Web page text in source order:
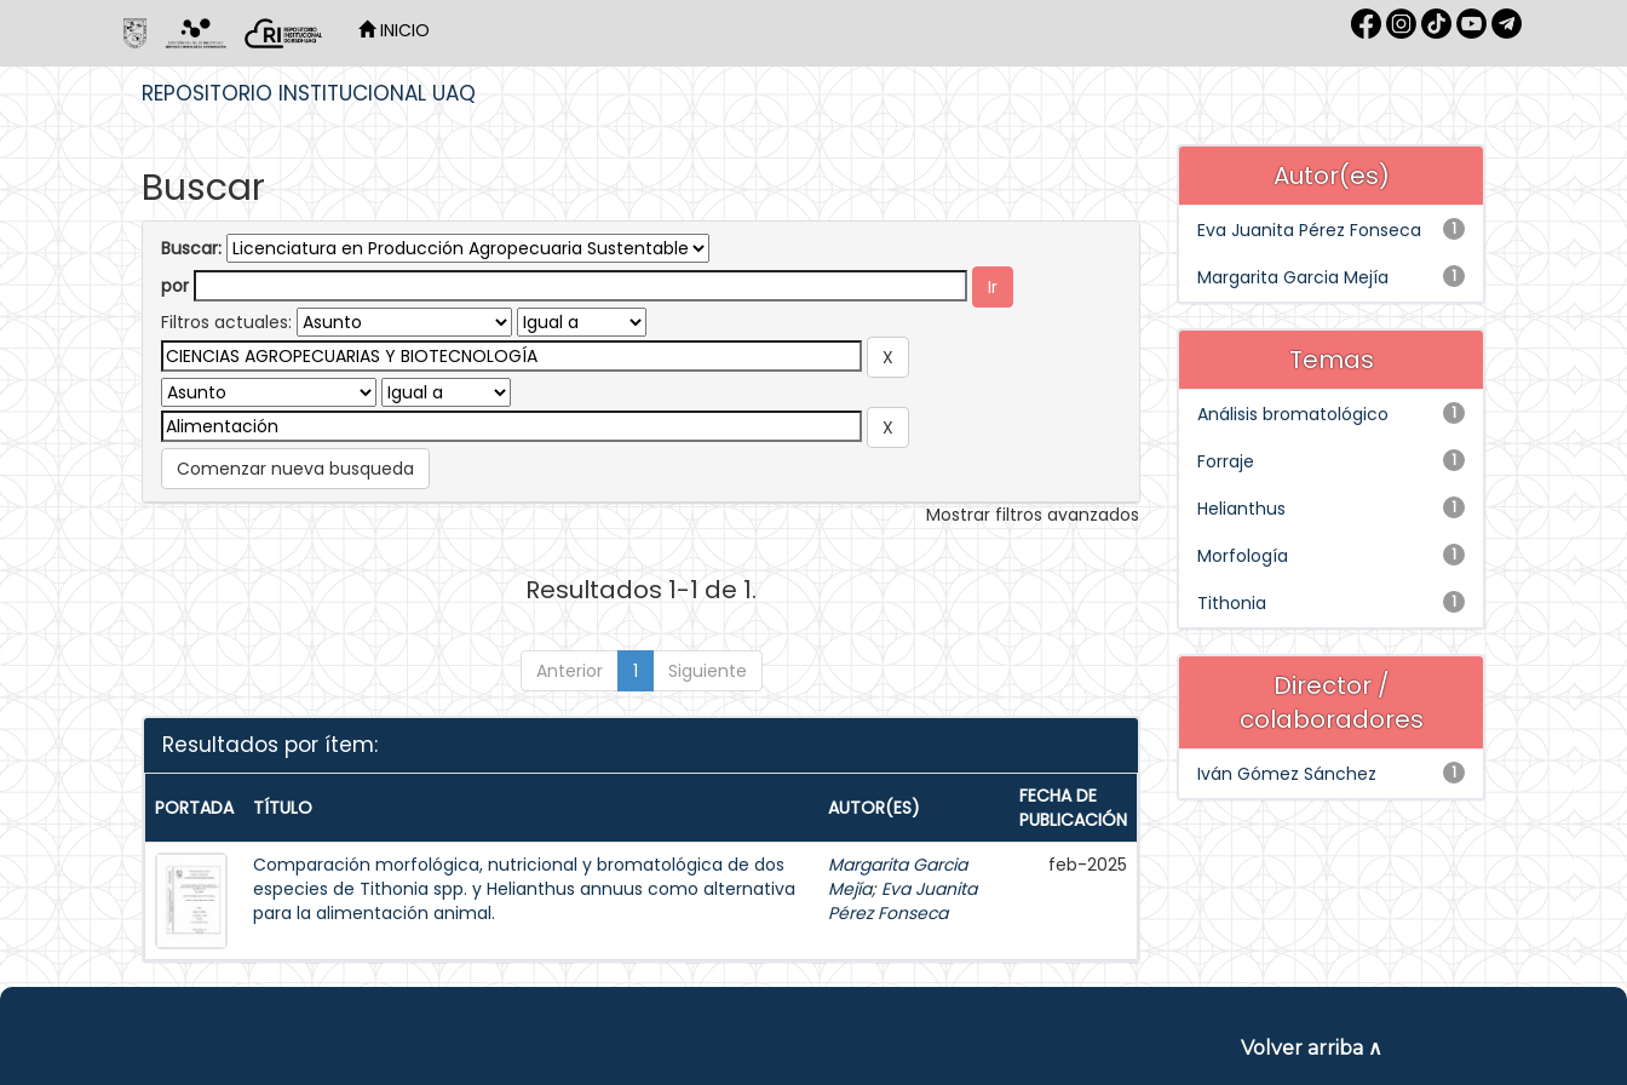
INICIO
REPOSITORIO INSTITUCIONAL UAQ
Buscar
Buscar:
por
Filtros actuales:
Comenzar nueva busqueda
Mostrar filtros avanzados
Resultados 1-1 de 1.
Anterior 1 Siguiente
Resultados por ítem:
PORTADA TÍTULO AUTOR(ES)
FECHA DE
PUBLICACIÓN
Comparación morfológica, nutricional y bromatológica de dos
especies de Tithonia spp. y Helianthus annuus como alternativa
para la alimentación animal.
Margarita Garcia
Mejía; Eva Juanita
Pérez Fonseca
feb-2025
Autor(es)
1
Eva Juanita Pérez Fonseca
1
Margarita Garcia Mejía
Temas
1
Análisis bromatológico
1
Forraje
1
Helianthus
1
Morfología
1
Tithonia
Director /
colaboradores
1
Iván Gómez Sánchez
Volver arriba ∧